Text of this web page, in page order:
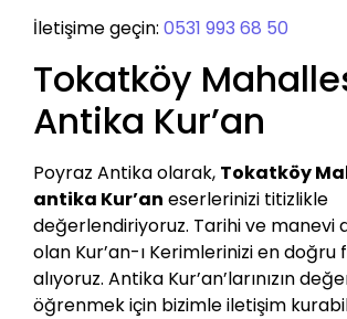
İletişime geçin: 0531 993 68 50
Tokatköy
Antika Kur’an
Poyraz Antika olarak, Tokatköy
antika Kur’an eserlerinizi titizlikle
değerlendiriyoruz. Tarihi ve manevi
olan Kur’an-ı Kerimlerinizi en doğru
alıyoruz. Antika Kur’an’larınızın
öğrenmek için bizimle iletişim